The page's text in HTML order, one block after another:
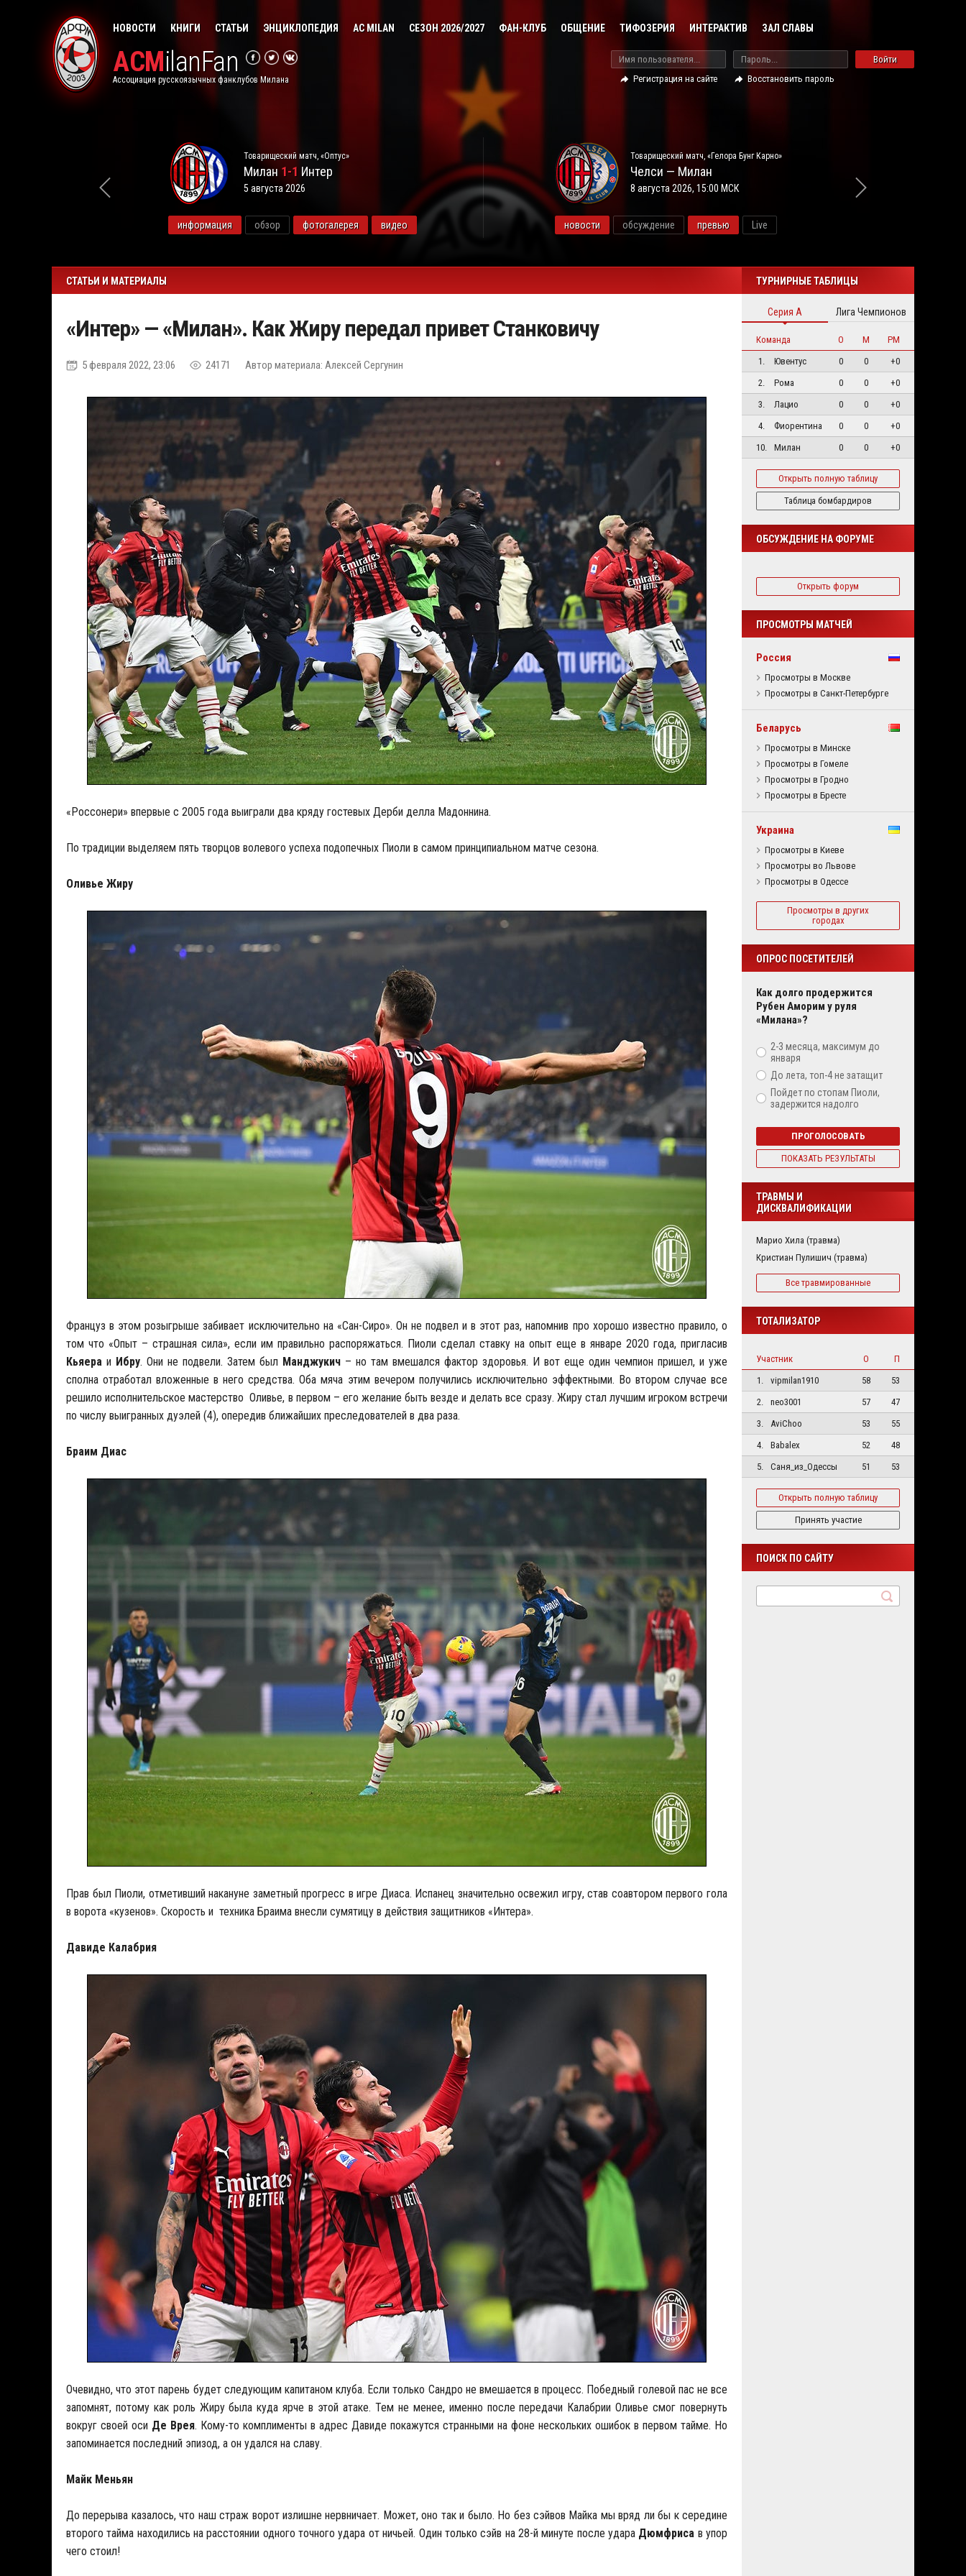
НОВОСТИ КНИГИ СТАТЬИ ЭНЦИКЛОПЕДИЯ AC MILAN СЕЗОН 2026/2027 ФАН-КЛУБ ОБЩЕНИЕ ТИФОЗЕРИЯ ИНТЕРАКТИВ ЗАЛ СЛАВЫ
ACMilanFan
Ассоциация русскоязычных фанклубов Милана
Войти
Регистрация на сайте
Восстановить пароль
Товарищеский матч, «Оптус»
Милан 1-1 Интер
5 августа 2026
информация обзор фотогалерея видео
Товарищеский матч, «Гелора Бунг Карно»
Челси — Милан
8 августа 2026, 15:00 МСК
новости обсуждение превью Live
СТАТЬИ И МАТЕРИАЛЫ
«Интер» — «Милан». Как Жиру передал привет Станковичу
5 февраля 2022, 23:06 24171 Автор материала: Алексей Сергунин
«Россонери» впервые с 2005 года выиграли два кряду гостевых Дерби делла Мадоннина.
По традиции выделяем пять творцов волевого успеха подопечных Пиоли в самом принципиальном матче сезона.
Оливье Жиру
Француз в этом розыгрыше забивает исключительно на «Сан-Сиро». Он не подвел и в этот раз, напомнив про хорошо известно правило, о
том что «Опыт – страшная сила», если им правильно распоряжаться. Пиоли сделал ставку на опыт еще в январе 2020 года, пригласив
Кьяера и Ибру. Они не подвели. Затем был Манджукич – но там вмешался фактор здоровья. И вот еще один чемпион пришел, и уже
сполна отработал вложенные в него средства. Оба мяча этим вечером получились исключительно эффектными. Во втором случае все
решило исполнительское мастерство Оливье, в первом – его желание быть везде и делать все сразу. Жиру стал лучшим игроком встречи
по числу выигранных дуэлей (4), опередив ближайших преследователей в два раза.
Браим Диас
Прав был Пиоли, отметивший накануне заметный прогресс в игре Диаса. Испанец значительно освежил игру, став соавтором первого гола
в ворота «кузенов». Скорость и техника Браима внесли сумятицу в действия защитников «Интера».
Давиде Калабрия
Очевидно, что этот парень будет следующим капитаном клуба. Если только Сандро не вмешается в процесс. Победный голевой пас не все
запомнят, потому как роль Жиру была куда ярче в этой атаке. Тем не менее, именно после передачи Калабрии Оливье смог повернуть
вокруг своей оси Де Врея. Кому-то комплименты в адрес Давиде покажутся странными на фоне нескольких ошибок в первом тайме. Но
запоминается последний эпизод, а он удался на славу.
Майк Меньян
До перерыва казалось, что наш страж ворот излишне нервничает. Может, оно так и было. Но без сэйвов Майка мы вряд ли бы к середине
второго тайма находились на расстоянии одного точного удара от ничьей. Один только сэйв на 28-й минуте после удара Дюмфриса в упор
чего стоил!
ТУРНИРНЫЕ ТАБЛИЦЫ
Серия А Лига Чемпионов
Команда О М
РМ
1.
Ювентус 0 0
+0
2.
Рома 0 0
+0
3.
Лацио 0 0
+0
4.
Фиорентина 0 0
+0
10.
Милан 0 0 +0
Открыть полную таблицу
Таблица бомбардиров
ОБСУЖДЕНИЕ НА ФОРУМЕ
Открыть форум
ПРОСМОТРЫ МАТЧЕЙ
Россия
Просмотры в Москве
Просмотры в Санкт-Петербурге
Беларусь
Просмотры в Минске
Просмотры в Гомеле
Просмотры в Гродно
Просмотры в Бресте
Украина
Просмотры в Киеве
Просмотры во Львове
Просмотры в Одессе
Просмотры в других
городах
ОПРОС ПОСЕТИТЕЛЕЙ
Как долго продержится
Рубен Аморим у руля
«Милана»?
2-3 месяца, максимум до
января
До лета, топ-4 не затащит
Пойдет по стопам Пиоли,
задержится надолго
ПРОГОЛОСОВАТЬ
ПОКАЗАТЬ РЕЗУЛЬТАТЫ
ТРАВМЫ И
ДИСКВАЛИФИКАЦИИ
Марио Хила (травма)
Кристиан Пулишич (травма)
Все травмированные
ТОТАЛИЗАТОР
Участник О
П
1.
vipmilan1910 58
53
2.
neo3001 57
47
3.
AviChoo 53
55
4.
Babalex 52
48
5.
Саня_из_Одессы 51 53
Открыть полную таблицу
Принять участие
ПОИСК ПО САЙТУ